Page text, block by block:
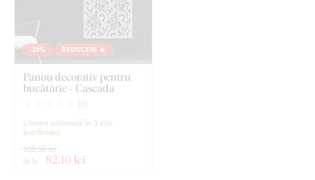
-25% REDUCERI 🔥
Panou decorativ pentru
bucătărie - Cascada
( 0)
Livrare estimată în 3 zile
lucrătoare
de la 82,10 lei
109,50 lei